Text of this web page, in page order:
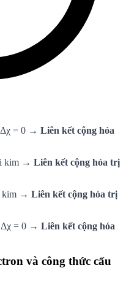
= 0 → Liên kết cộng hóa
kim → Liên kết cộng hóa trị
kim → Liên kết cộng hóa trị
Δχ = 0 → Liên kết cộng hóa
và công thức cấu